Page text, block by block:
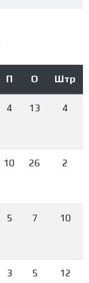
П О Штр
4 13 4
10 26 2
5 7 10
3 5 12